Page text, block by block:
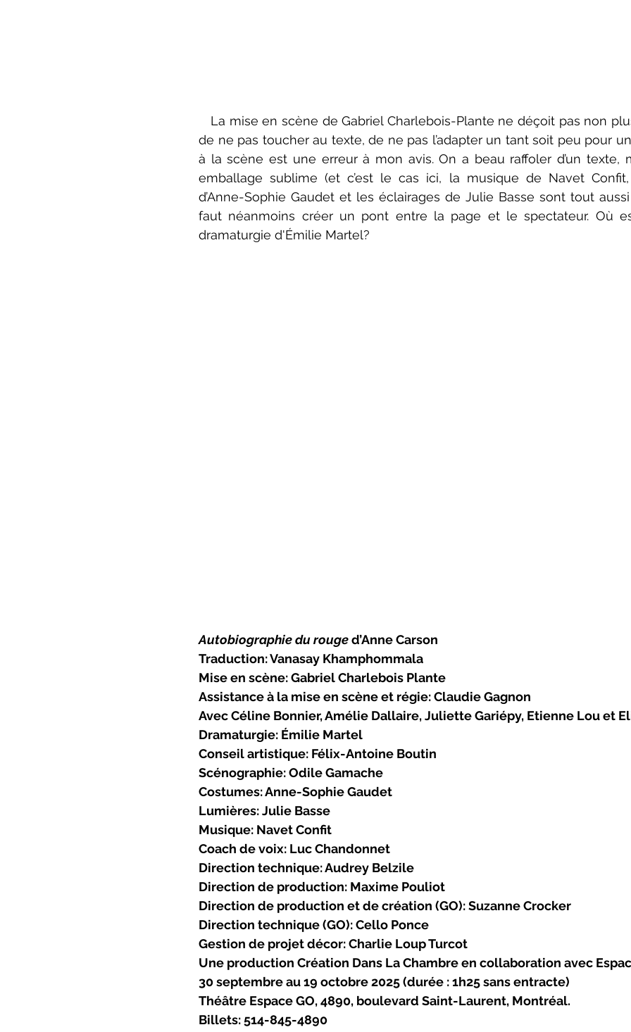
La mise en scène de Gabriel Charlebois-Plante ne déçoit pas non
de ne pas toucher au texte, de ne pas l’adapter un tant soit peu pour
à la scène est une erreur à mon avis. On a beau raffoler d’un texte,
emballage sublime (et c’est le cas ici, la musique de Navet
d’Anne-Sophie Gaudet et les éclairages de Julie Basse sont tout
faut néanmoins créer un pont entre la page et le spectateur. Où
dramaturgie d'Émilie Martel?
Autobiographie du rouge d’Anne Carson
Traduction: Vanasay Khamphommala
Mise en scène: Gabriel Charlebois Plante
Assistance à la mise en scène et régie: Claudie Gagnon
Avec Céline Bonnier, Amélie Dallaire, Juliette Gariépy, Etienne Lou et
Dramaturgie: Émilie Martel
Conseil artistique: Félix-Antoine Boutin
Scénographie: Odile Gamache
Costumes: Anne-Sophie Gaudet
Lumières: Julie Basse
Musique: Navet Confit
Coach de voix: Luc Chandonnet
Direction technique: Audrey Belzile
Direction de production: Maxime Pouliot
Direction de production et de création (GO): Suzanne Crocker
Direction technique (GO): Cello Ponce
Gestion de projet décor: Charlie Loup Turcot
Une production Création Dans La Chambre en collaboration avec
30 septembre au 19 octobre 2025 (durée : 1h25 sans entracte)
Théâtre Espace GO, 4890, boulevard Saint-Laurent, Montréal.
Billets: 514-845-4890